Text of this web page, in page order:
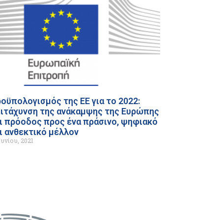
της ΕΕ για το 2022:
της ανάκαμψης της Ευρώπης
πρόοδος προς ένα πράσινο, ψηφιακό
ανθεκτικό μέλλον
2021